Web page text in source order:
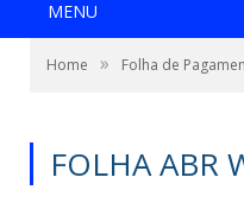
MENU
Home » Folha de
FOLHA ABR